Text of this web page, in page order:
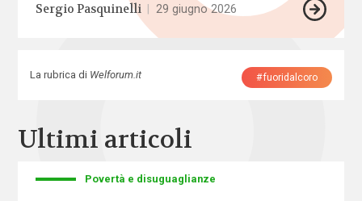
Sergio Pasquinelli 29 giugno 2026
La rubrica di Welforum.it #fuoridalcoro
Ultimi articoli
Povertà e disuguaglianze